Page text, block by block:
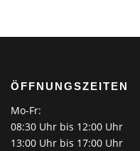
ÖFFNUNGSZEITEN
Mo-Fr:
08:30 Uhr bis 12:00 Uhr
13:00 Uhr bis 17:00 Uhr